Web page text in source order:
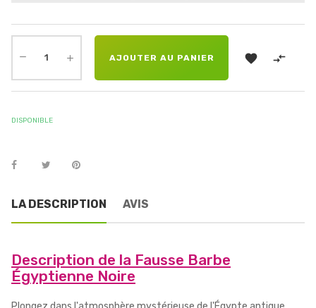
AJOUTER AU PANIER  
DISPONIBLE
LA DESCRIPTION AVIS
Description de la Fausse Barbe
Égyptienne Noire